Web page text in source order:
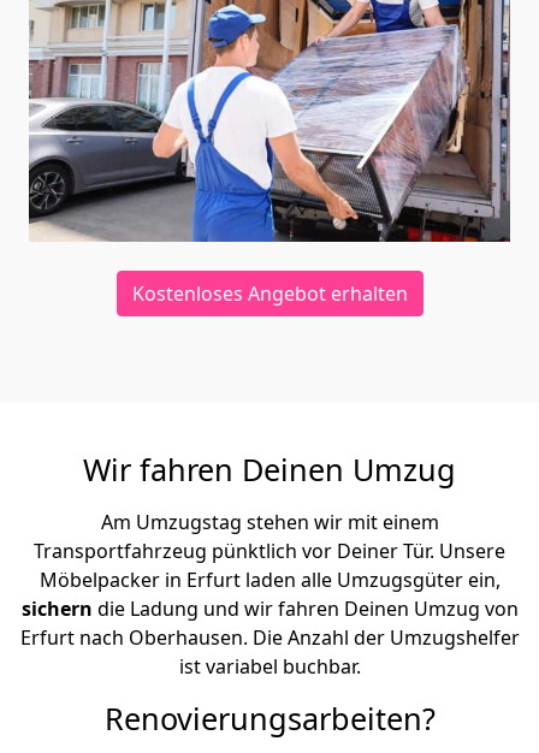
Kostenloses Angebot erhalten
Wir fahren Deinen Umzug
Am Umzugstag stehen wir mit einem
Transportfahrzeug pünktlich vor Deiner Tür. Unsere
Möbelpacker in Erfurt laden alle Umzugsgüter ein,
sichern die Ladung und wir fahren Deinen Umzug von
Erfurt nach Oberhausen. Die Anzahl der Umzugshelfer
ist variabel buchbar.
Renovierungsarbeiten?